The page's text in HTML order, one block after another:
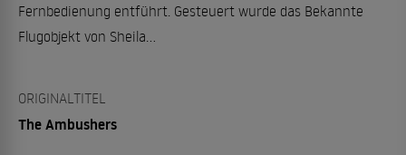
Fernbedienung entführt. Gesteuert wurde das Bekannte
Flugobjekt von Sheila...
ORIGINALTITEL
The Ambushers